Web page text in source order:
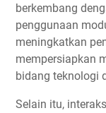
berkembang
penggunaan
meningkatkan
mempersiapkan
bidang teknologi
Selain itu,